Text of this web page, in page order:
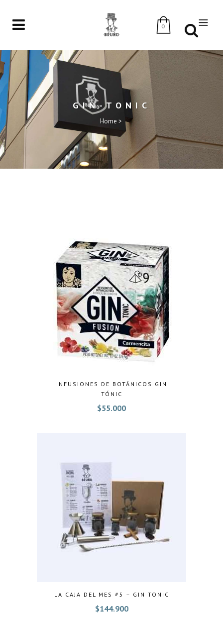
0
GIN-TONIC
Home >
INFUSIONES DE BOTÁNICOS GIN
TÓNIC
$55.000
LA CAJA DEL MES #5 – GIN TONIC
$144.900